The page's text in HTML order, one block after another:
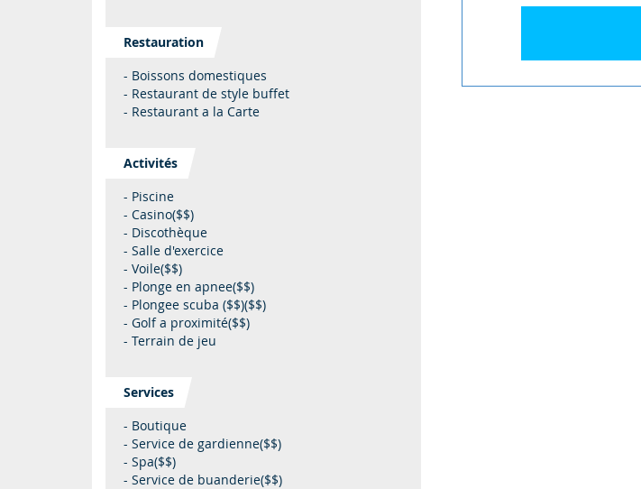
Restauration
- Boissons domestiques
- Restaurant de style buffet
- Restaurant a la Carte
Activités
- Piscine
- Casino($$)
- Discothèque
- Salle d'exercice
- Voile($$)
- Plonge en apnee($$)
- Plongee scuba ($$)($$)
- Golf a proximité($$)
- Terrain de jeu
Services
- Boutique
- Service de gardienne($$)
- Spa($$)
- Service de buanderie($$)